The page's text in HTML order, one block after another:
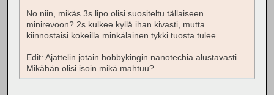
No niin, mikäs 3s lipo olisi suositeltu tällaiseen
minirevoon? 2s kulkee kyllä ihan kivasti, mutta
kiinnostaisi kokeilla minkälainen tykki tuosta tulee...
Edit: Ajattelin jotain hobbykingin nanotechia alustavasti.
Mikähän olisi isoin mikä mahtuu?